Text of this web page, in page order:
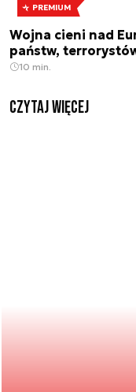
PREMIUM
Wojna cieni nad
państw,
10 min.
czytaj więcej